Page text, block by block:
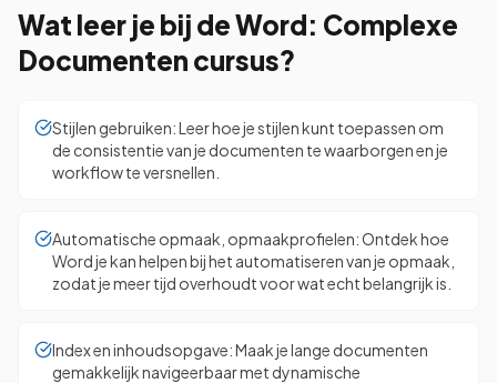
Wat leer je bij deWord: Complexe
Documenten cursus?
Stijlen gebruiken: Leer hoe je stijlen kunt toepassen om
de consistentie van je documenten te waarborgen en je
workflow te versnellen.
Automatische opmaak, opmaakprofielen: Ontdek hoe
Word je kan helpen bij het automatiseren van je opmaak,
zodat je meer tijd overhoudt voor wat echt belangrijk is.
Index en inhoudsopgave: Maak je lange documenten
gemakkelijk navigeerbaar met dynamische